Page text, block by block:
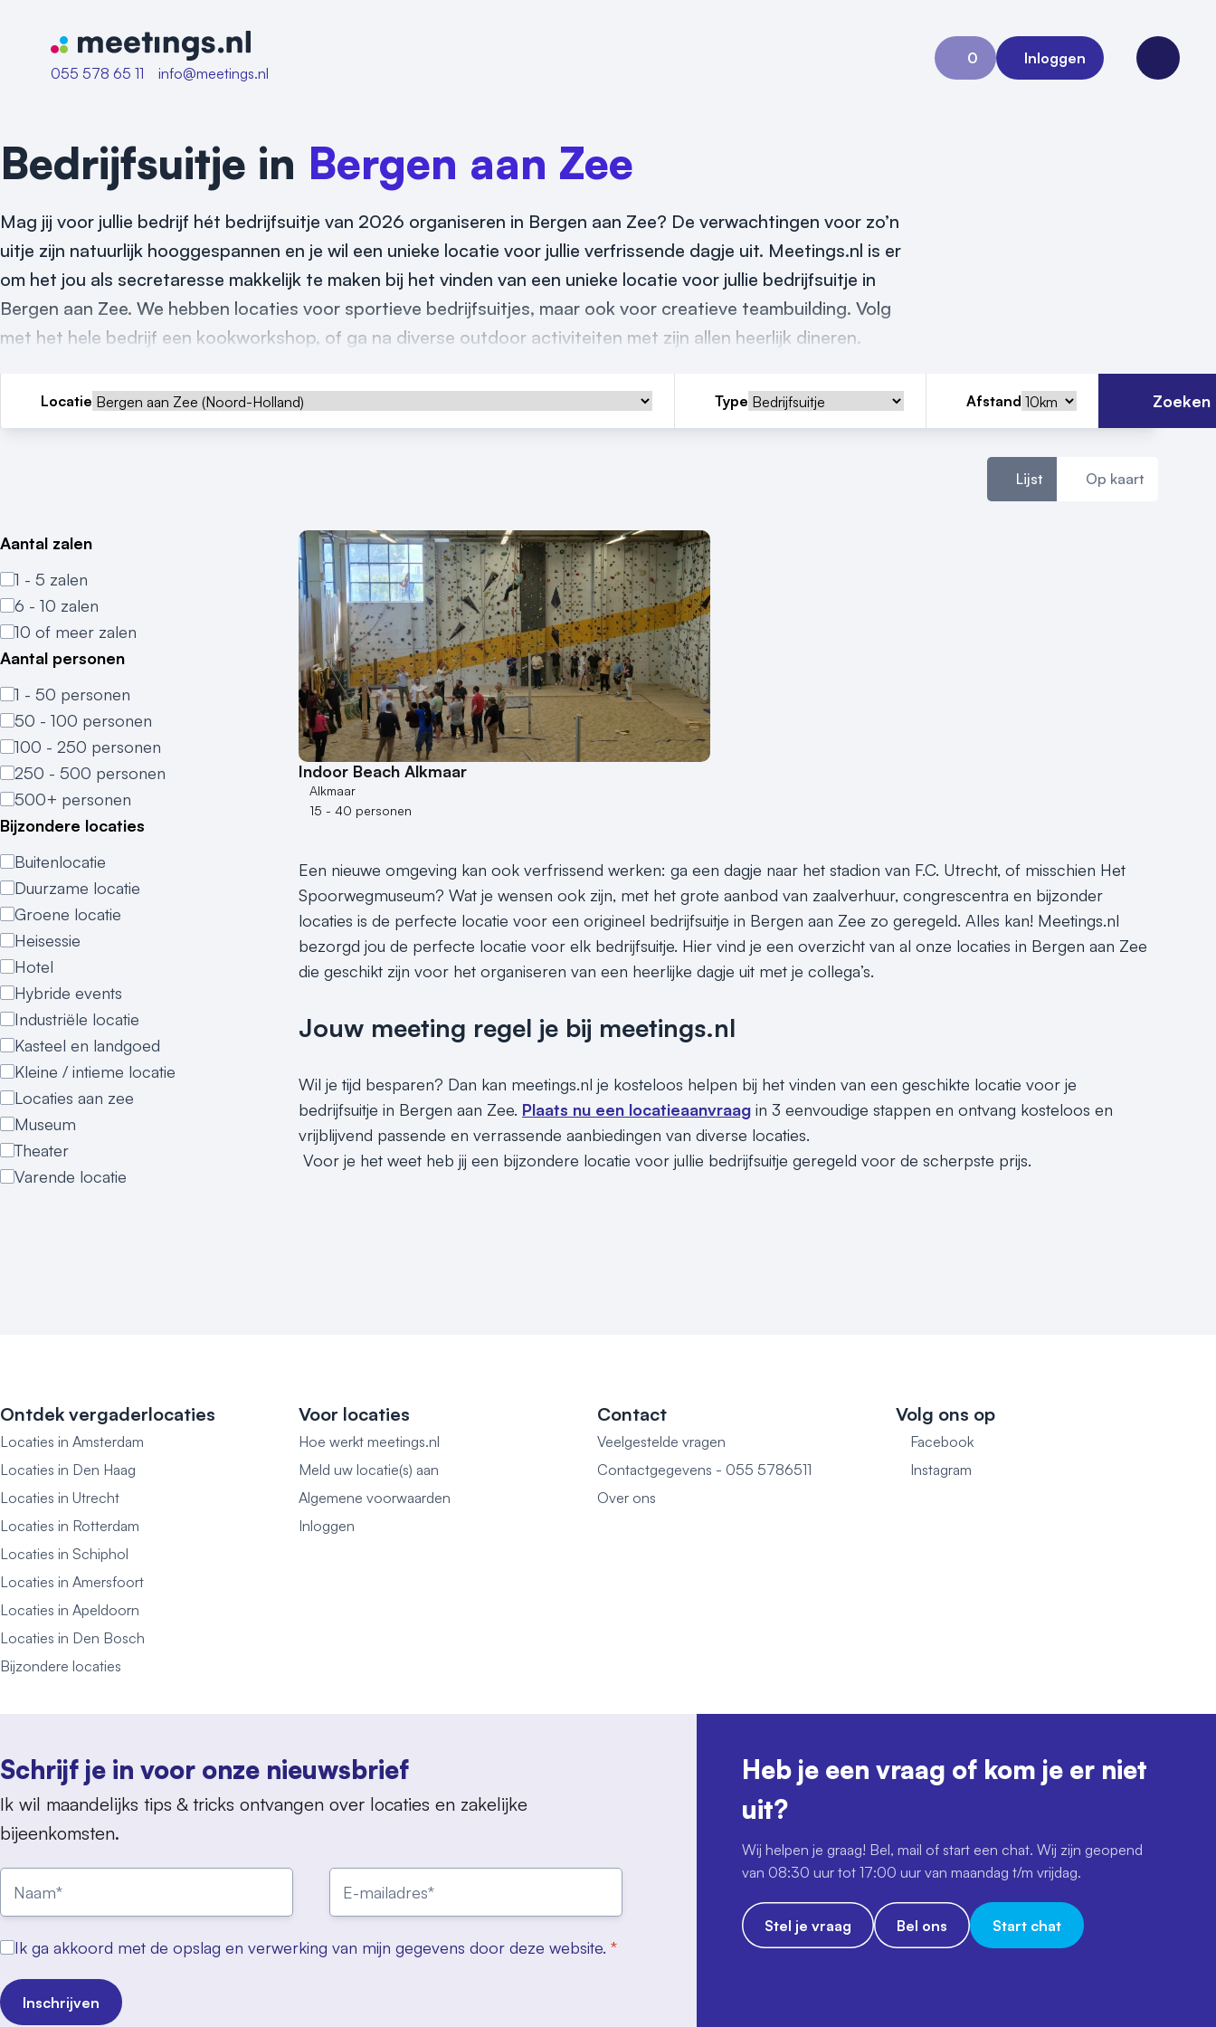
Naar home van Meetings
055 578 65 11
info@meetings.nl
0
Aanvraag 0
Inloggen
Open
Bedrijfsuitje in Bergen aan Zee
Mag jij voor jullie bedrijf hét bedrijfsuitje van 2026 organiseren in Bergen aan Zee? De verwachtingen voor zo’n
uitje zijn natuurlijk hooggespannen en je wil een unieke locatie voor jullie verfrissende dagje uit. Meetings.nl is er
om het jou als secretaresse makkelijk te maken bij het vinden van een unieke locatie voor jullie bedrijfsuitje in
Bergen aan Zee. We hebben locaties voor sportieve bedrijfsuitjes, maar ook voor creatieve teambuilding. Volg
met het hele bedrijf een kookworkshop, of ga na diverse outdoor activiteiten met zijn allen heerlijk dineren.
Locatie Type Afstand Zoeken
Lijst Op kaart
Aantal zalen
1 - 5 zalen
6 - 10 zalen
10 of meer zalen
Aantal personen
1 - 50 personen
50 - 100 personen
100 - 250 personen
250 - 500 personen
500+ personen
Bijzondere locaties
Buitenlocatie
Duurzame locatie
Groene locatie
Heisessie
Hotel
Hybride events
Industriële locatie
Kasteel en landgoed
Kleine / intieme locatie
Locaties aan zee
Museum
Theater
Varende locatie
Indoor Beach Alkmaar
Alkmaar
15 - 40 personen
Een nieuwe omgeving kan ook verfrissend werken: ga een dagje naar het stadion van F.C. Utrecht, of misschien Het
Spoorwegmuseum? Wat je wensen ook zijn, met het grote aanbod van zaalverhuur, congrescentra en bijzonder
locaties is de perfecte locatie voor een origineel bedrijfsuitje in Bergen aan Zee zo geregeld. Alles kan! Meetings.nl
bezorgd jou de perfecte locatie voor elk bedrijfsuitje. Hier vind je een overzicht van al onze locaties in Bergen aan Zee
die geschikt zijn voor het organiseren van een heerlijke dagje uit met je collega’s.
Jouw meeting regel je bij meetings.nl
Wil je tijd besparen? Dan kan meetings.nl je kosteloos helpen bij het vinden van een geschikte locatie voor je
bedrijfsuitje in Bergen aan Zee. Plaats nu een locatieaanvraag in 3 eenvoudige stappen en ontvang kosteloos en
vrijblijvend passende en verrassende aanbiedingen van diverse locaties.
Voor je het weet heb jij een bijzondere locatie voor jullie bedrijfsuitje geregeld voor de scherpste prijs.
Ontdek vergaderlocaties
Locaties in Amsterdam
Locaties in Den Haag
Locaties in Utrecht
Locaties in Rotterdam
Locaties in Schiphol
Locaties in Amersfoort
Locaties in Apeldoorn
Locaties in Den Bosch
Bijzondere locaties
Voor locaties
Hoe werkt meetings.nl
Meld uw locatie(s) aan
Algemene voorwaarden
Inloggen
Contact
Veelgestelde vragen
Contactgegevens - 055 5786511
Over ons
Volg ons op
Facebook
Instagram
Schrijf je in voor onze nieuwsbrief
Ik wil maandelijks tips & tricks ontvangen over locaties en zakelijke
bijeenkomsten.
Ik ga akkoord met de opslag en verwerking van mijn gegevens door deze website. *
Inschrijven
Heb je een vraag of kom je er niet
uit?
Wij helpen je graag! Bel, mail of start een chat. Wij zijn geopend
van 08:30 uur tot 17:00 uur van maandag t/m vrijdag.
Stel je vraag Bel ons Start chat